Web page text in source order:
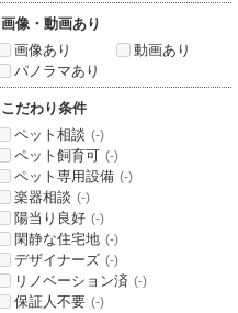
画像・動画あり
画像あり
動画あり
パノラマあり
こだわり条件
ペット相談 (-)
ペット飼育可 (-)
ペット専用設備 (-)
楽器相談 (-)
陽当り良好 (-)
閑静な住宅地 (-)
デザイナーズ (-)
リノベーション済 (-)
保証人不要 (-)